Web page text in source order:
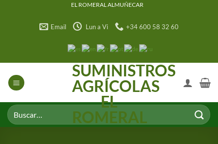
EL ROMERAL ALMUÑECAR
Email Lun a Vi +34 600 58 32 60
SUMINISTROS
AGRÍCOLAS
EL
ROMERAL
Buscar
por: